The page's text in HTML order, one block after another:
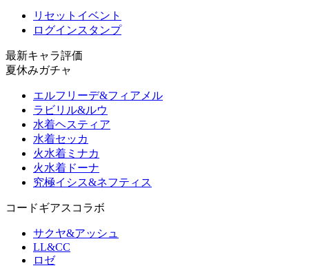
リセットイベント
ログインスタンプ
最新キャラ評価
夏休みガチャ
エルフリーデ&フィアメル
ラビリル&ルウ
水着ヘスティア
水着セッカ
火水着ミナカ
火水着ドーナ
究極イシス&ネフティス
コードギアスコラボ
サクヤ&アッシュ
LL&CC
ロゼ